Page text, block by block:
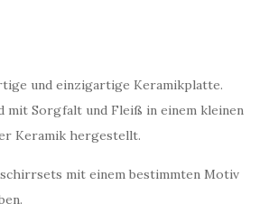
und einzigartige Keramikplatte.
mit Sorgfalt und Fleiß in einem kleinen
Keramik hergestellt.
mit einem bestimmten Motiv